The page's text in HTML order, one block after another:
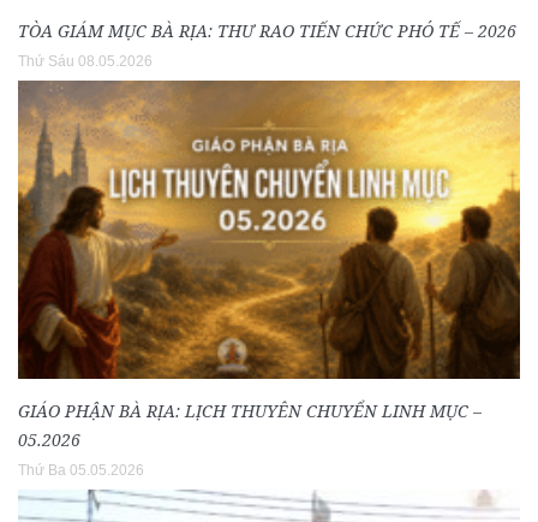
TÒA GIÁM MỤC BÀ RỊA: THƯ RAO TIẾN CHỨC PHÓ TẾ – 2026
Thứ Sáu 08.05.2026
GIÁO PHẬN BÀ RỊA: LỊCH THUYÊN CHUYỂN LINH MỤC –
05.2026
Thứ Ba 05.05.2026